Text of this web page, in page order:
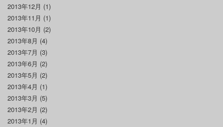
2013年12月 (1)
2013年11月 (1)
2013年10月 (2)
2013年8月 (4)
2013年7月 (3)
2013年6月 (2)
2013年5月 (2)
2013年4月 (1)
2013年3月 (5)
2013年2月 (2)
2013年1月 (4)